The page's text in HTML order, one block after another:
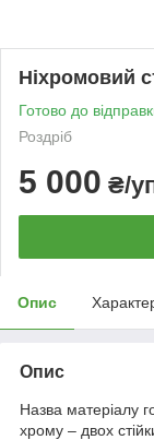
Ніхромовий
Готово до
Роздріб
5 000 ₴/
Опис
Опис
Назва матеріалу
хрому – двох